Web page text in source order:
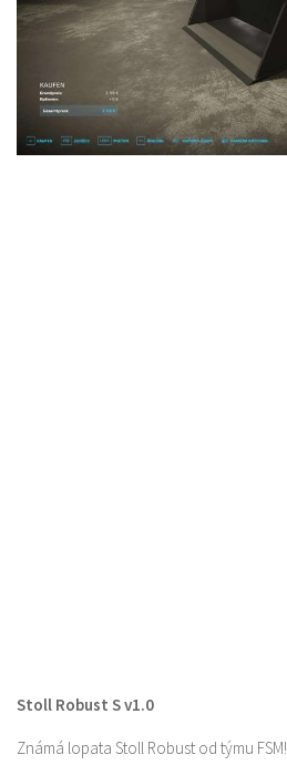
Stoll Robust S v1.0
Známá lopata Stoll Robust od týmu FSM!